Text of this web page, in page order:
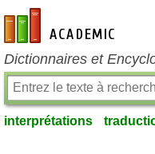
fr-academic.com
Dictionnaires et
interprétations